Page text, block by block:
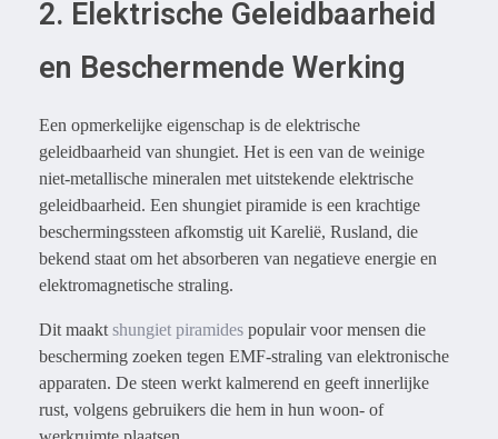
2. Elektrische Geleidbaarheid
en Beschermende Werking
Een opmerkelijke eigenschap is de elektrische
geleidbaarheid van shungiet. Het is een van de weinige
niet-metallische mineralen met uitstekende elektrische
geleidbaarheid. Een shungiet piramide is een krachtige
beschermingssteen afkomstig uit Karelië, Rusland, die
bekend staat om het absorberen van negatieve energie en
elektromagnetische straling.
Dit maakt shungiet piramides populair voor mensen die
bescherming zoeken tegen EMF-straling van elektronische
apparaten. De steen werkt kalmerend en geeft innerlijke
rust, volgens gebruikers die hem in hun woon- of